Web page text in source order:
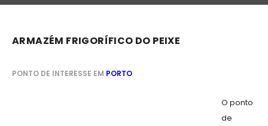
ARMAZÉM FRIGORÍFICO DO PEIXE
PONTO DE INTERESSE EM PORTO
O ponto
de